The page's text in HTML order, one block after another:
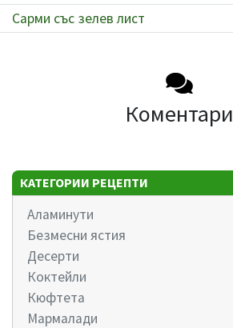
Сарми със зелев лист
Коментари
КАТЕГОРИИ РЕЦЕПТИ
Аламинути
Безмесни ястия
Десерти
Коктейли
Кюфтета
Мармалади